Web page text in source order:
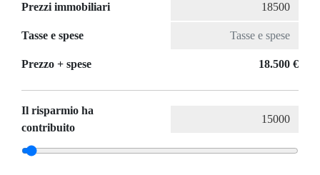
Prezzi immobiliari
Tasse e spese
Prezzo + spese 18.500 €
Il risparmio ha
contribuito